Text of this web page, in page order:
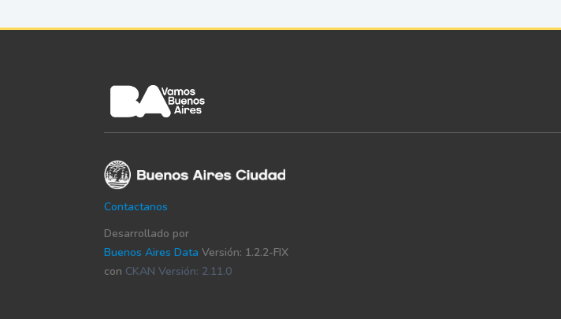
Contactanos
Desarrollado por
Buenos Aires Data Versión: 1.2.2-FIX
con CKAN Versión: 2.11.0